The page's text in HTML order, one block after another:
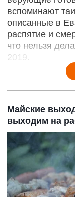
вспоминают
описанные в
распятие и
что нельзя
2019.
Майские
выходим на